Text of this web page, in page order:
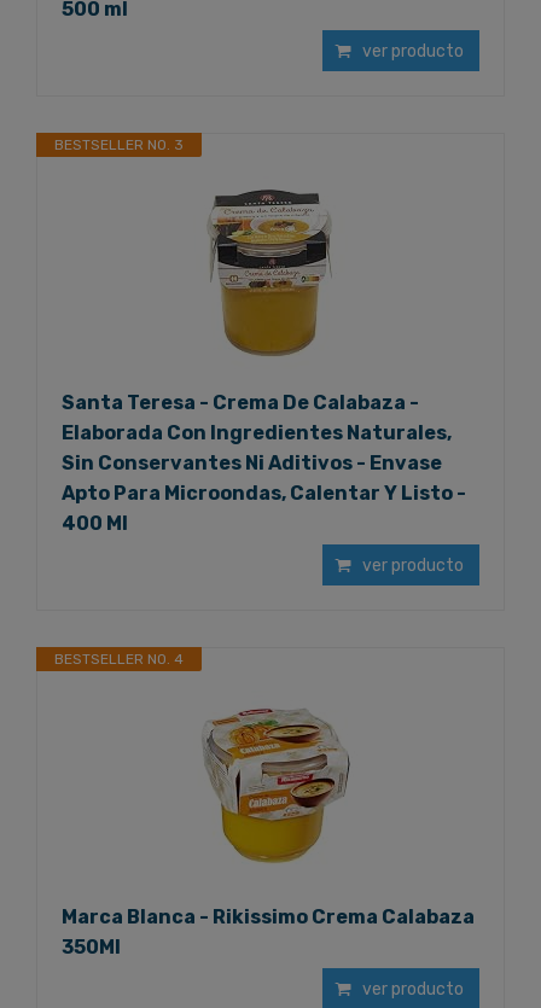
500 ml
ver producto
BESTSELLER NO. 3
Santa Teresa - Crema De Calabaza -
Elaborada Con Ingredientes Naturales,
Sin Conservantes Ni Aditivos - Envase
Apto Para Microondas, Calentar Y Listo -
400 Ml
ver producto
BESTSELLER NO. 4
Marca Blanca - Rikissimo Crema Calabaza
350Ml
ver producto